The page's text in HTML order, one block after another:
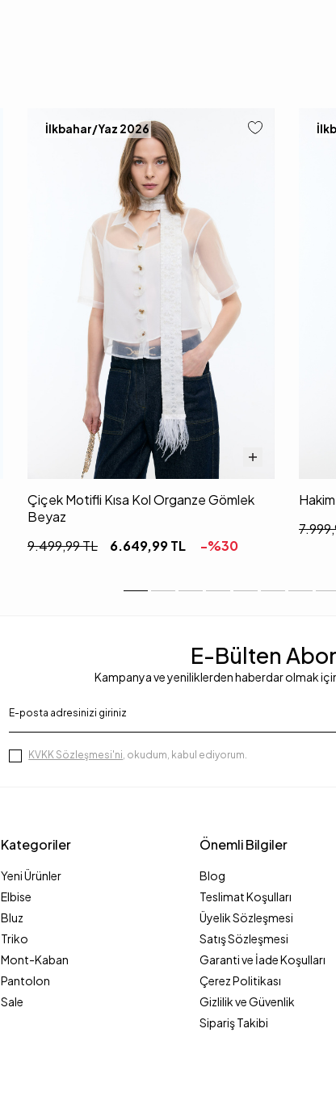
İlkbahar/Yaz 2026
Çiçek Motifli Kısa Kol Organze Gömlek
Beyaz
9.499,99TL 6.649,99TL -%30
E-Bülten
Kampanya ve yeniliklerden haberdar olmak
KVKK Sözleşmesi'ni, okudum, kabul ediyorum.
Kategoriler
Yeni Ürünler
Elbise
Bluz
Triko
Mont-Kaban
Pantolon
Sale
Önemli Bilgiler
Blog
Teslimat Koşulları
Üyelik Sözleşmesi
Satış Sözleşmesi
Garanti ve İade Koşulları
Çerez Politikası
Gizlilik ve Güvenlik
Sipariş Takibi